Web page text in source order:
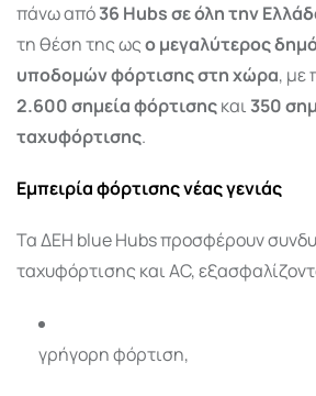
πάνω από36 Hubs σε όλη την
τη θέση της ωςο μεγαλύτερος
υποδομών φόρτισης στη χώρα, με
2.600 σημεία φόρτισηςκαι 350
ταχυφόρτισης.
Εμπειρία φόρτισης νέας γενιάς
Τα ΔΕΗ blue Hubs προσφέρουν
ταχυφόρτισης και AC,
γρήγορη φόρτιση,